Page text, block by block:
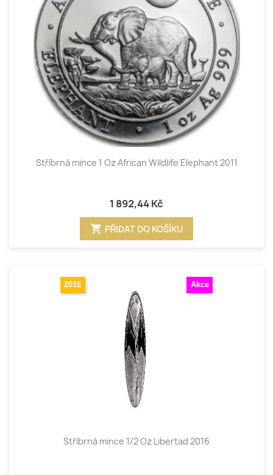
Stříbrná mince 1 Oz African Wildlife Elephant 2011
1 892,44 Kč
shopping_cart PŘIDAT DO KOŠÍKU
Akce
2016
Stříbrná mince 1/2 Oz Libertad 2016